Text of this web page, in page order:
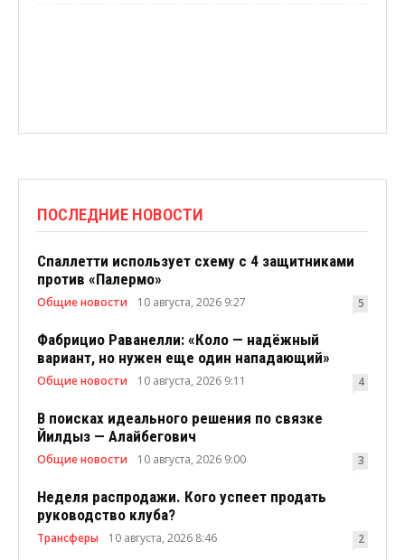
ПОСЛЕДНИЕ НОВОСТИ
Спаллетти использует схему с 4 защитниками
против «Палермо»
Общие новости 10 августа, 2026 9:27 5
Фабрицио Раванелли: «Коло — надёжный
вариант, но нужен еще один нападающий»
Общие новости 10 августа, 2026 9:11 4
В поисках идеального решения по связке
Йилдыз — Алайбегович
Общие новости 10 августа, 2026 9:00 3
Неделя распродажи. Кого успеет продать
руководство клуба?
Трансферы 10 августа, 2026 8:46 2